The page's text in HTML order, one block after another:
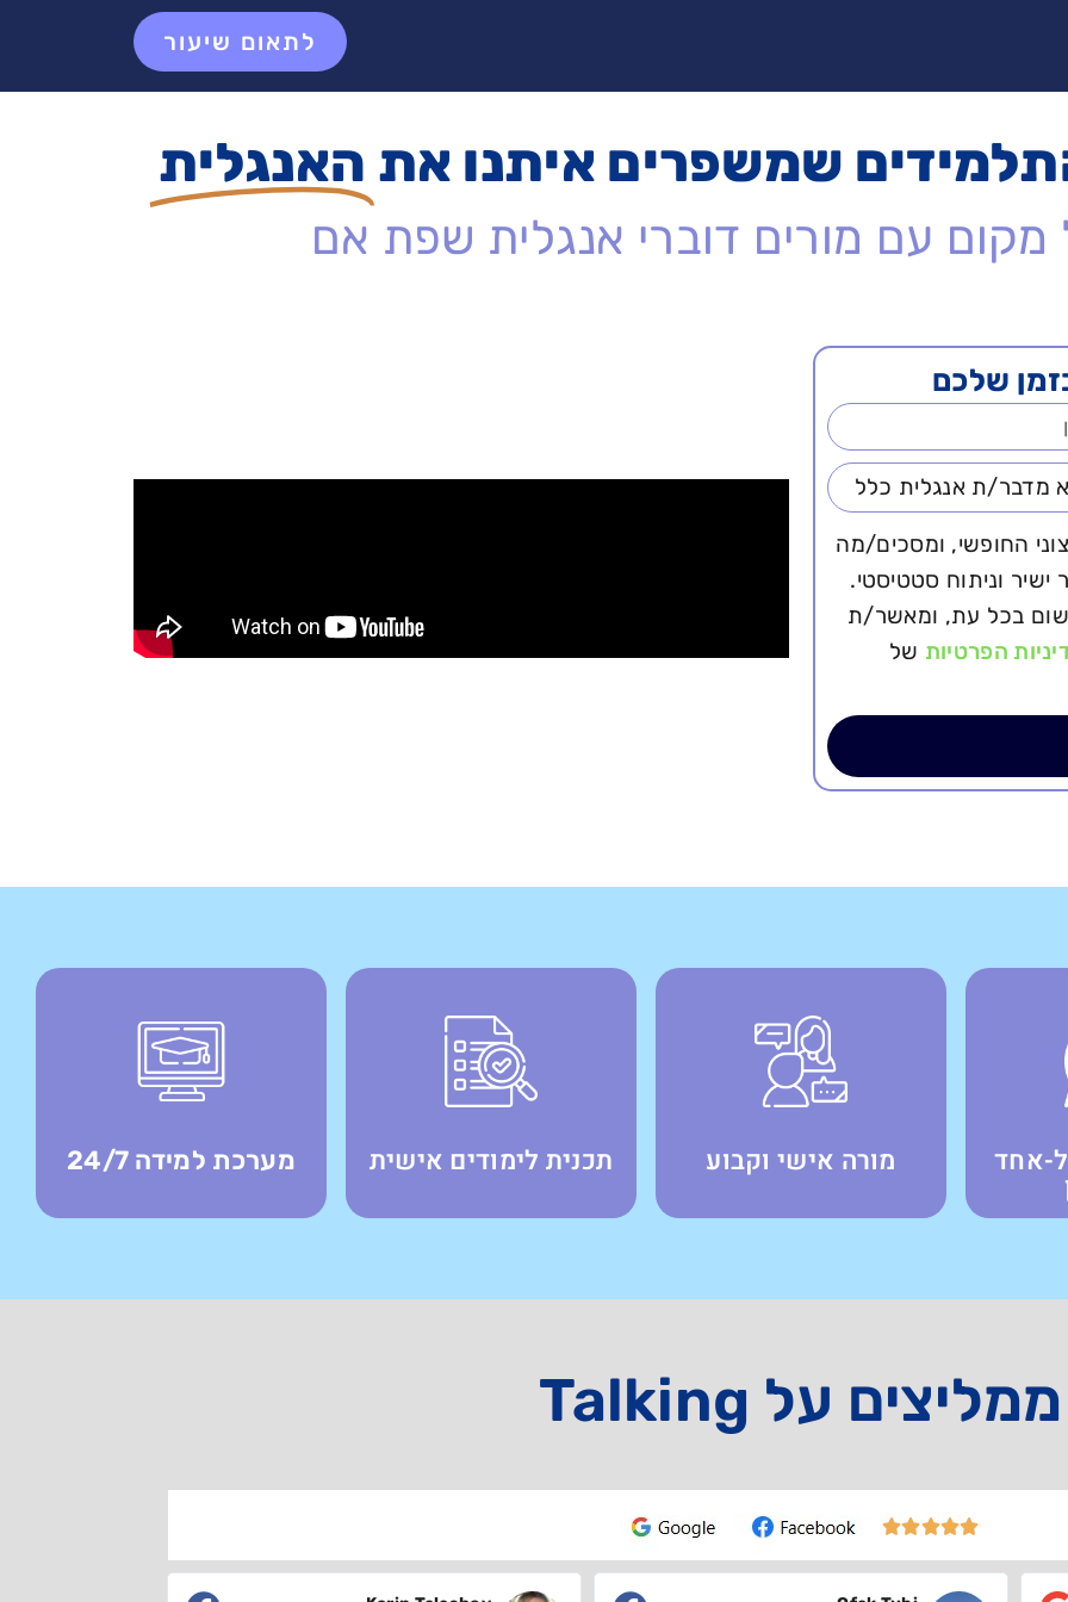
לתאום שיעור
שמשפרים איתנו את האנגלית
מקום עם מורים דוברי אנגלית שפת אם
שלכם
החופשי, ומסכים/מה
וניתוח סטטיסטי.
בכל עת, ומאשר/ת
הפרטיות של
אחד מורה אישי וקבוע תכנית לימודים אישית מערכת למידה 24/7
ממליצים על Talking